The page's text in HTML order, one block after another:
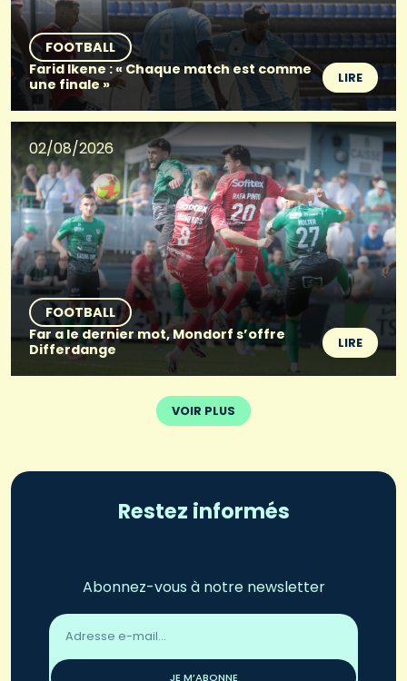
FOOTBALL
Farid Ikene : « Chaque match est comme
une finale »
LIRE
02/08/2026
FOOTBALL
Far a le dernier mot, Mondorf s’offre
Differdange
LIRE
VOIR PLUS
Restez informés
Abonnez-vous à notre newsletter
Adresse
email
JE M’ABONNE